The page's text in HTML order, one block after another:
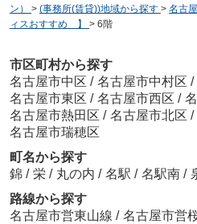
ン）
> (事務所(賃貸))地域から探す > 名古
ィスおすすめ 】
> 6階
市区町村から探す
名古屋市中区 / 名古屋市中村区 /
名古屋市東区 / 名古屋市西区 /
名古屋市熱田区 / 名古屋市北区 /
名古屋市瑞穂区
町名から探す
錦 / 栄 / 丸の内 / 名駅 / 名駅南 /
路線から探す
名古屋市営東山線 / 名古屋市営